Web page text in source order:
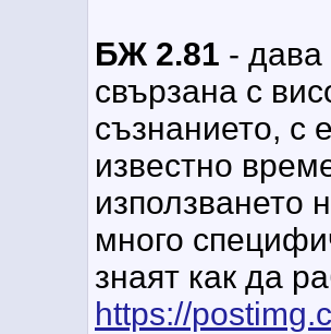
БЖ 2.81 - дава
свързана с
съзнанието, с
известно
използването
много
знаят как да
https://